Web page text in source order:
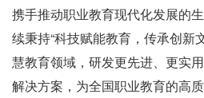
携手推动职业教育现代化发展的
续秉持“科技赋能教育，传承创新
慧教育领域，研发更先进、更实
解决方案，为全国职业教育的高